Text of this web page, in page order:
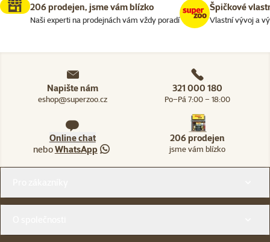
206 prodejen, jsme vám blízko
Naši experti na prodejnách vám vždy poradí
Špičkové
Vlastní vývoj a
Napište nám
eshop@superzoo.cz
321 000 180
Po–Pá 7:00 – 18:00
Online chat
neboWhatsApp
206 prodejen
jsme vám blízko